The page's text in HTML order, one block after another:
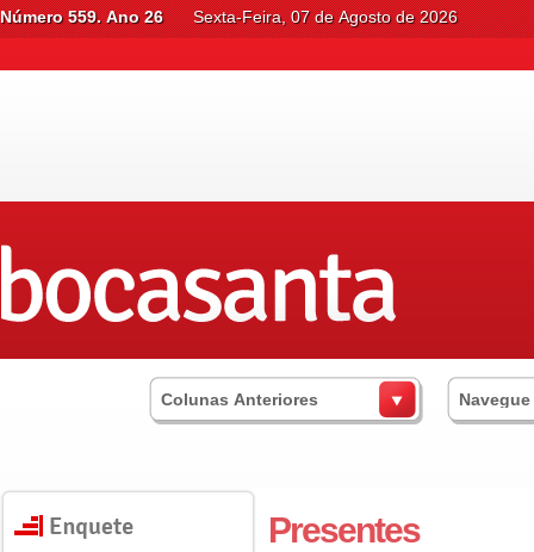
Número 559. Ano 26 Sexta-Feira, 07 de Agosto de 2026
Colunas Anteriores
Presentes